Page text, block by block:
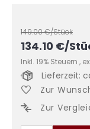
149.00€/Stück
134.10 €/
Inkl. 19% Steuern ,
Lieferzeit:
Zur
Zur